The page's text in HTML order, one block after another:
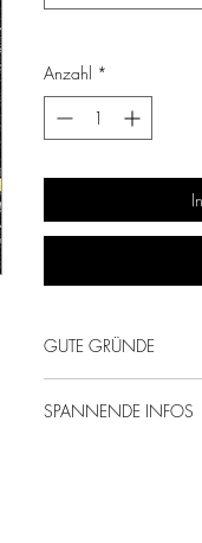
Anzahl *
GUTE GRÜNDE
Gute Laune &
SPANNENDE INFOS